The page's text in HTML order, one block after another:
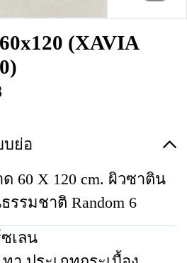
(XAVIA
บย่อ
60 X 120 cm. ผิวซาติน
รรมชาติ Random 6
เลน